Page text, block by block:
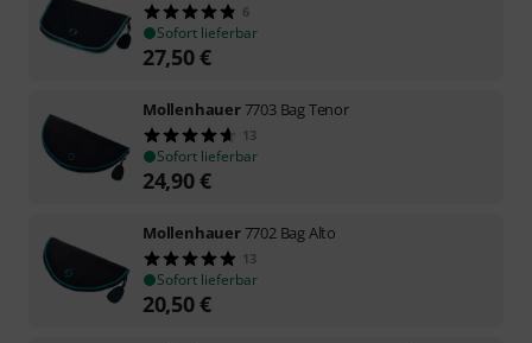
6
Sofort lieferbar
27,50€
Mollenhauer7703 Bag Tenor
13
Sofort lieferbar
24,90€
Mollenhauer7702 Bag Alto
13
Sofort lieferbar
20,50€